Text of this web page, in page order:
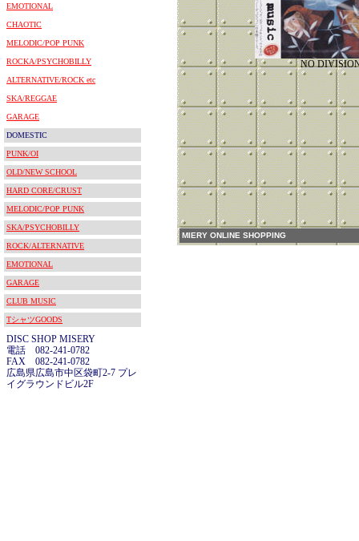
EMOTIONAL
CHAOTIC
MELODIC/POP PUNK
ROCKA/PSYCHOBILLY
ALTERNATIVE/ROCK etc
SKA/REGGAE
GARAGE
DOMESTIC
PUNK/OI
OLD/NEW SCHOOL
HARD CORE/CRUST
MELODIC/POP PUNK
SKA/PSYCHOBILLY
ROCK/ALTERNATIVE
EMOTIONAL
GARAGE
CLUB MUSIC
TシャツGOODS
DISC SHOP MISERY
電話 082-241-0782
FAX 082-241-0782
広島県広島市中区袋町2-7 プレ
イグラウンドビル2F
NO
MIERY ONLINE SHOPPING